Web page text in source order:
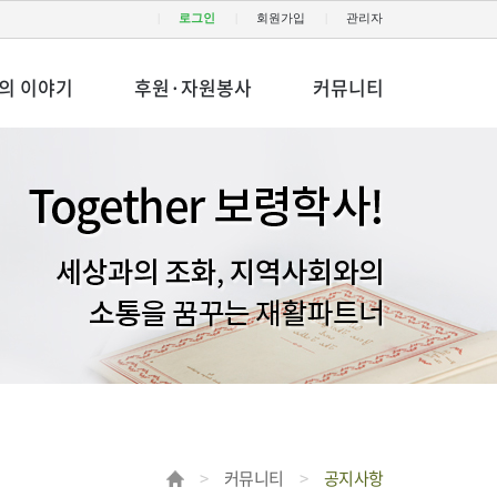
로그인 회원가입 관리자
이야기 후원·자원봉사 커뮤니티
커뮤니티 공지사항